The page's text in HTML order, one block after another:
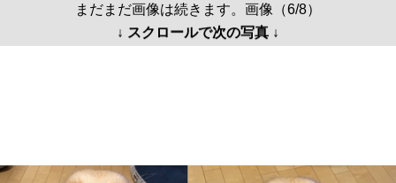
まだまだ画像は続きます。画像（6/8）
↓ スクロールで次の写真 ↓